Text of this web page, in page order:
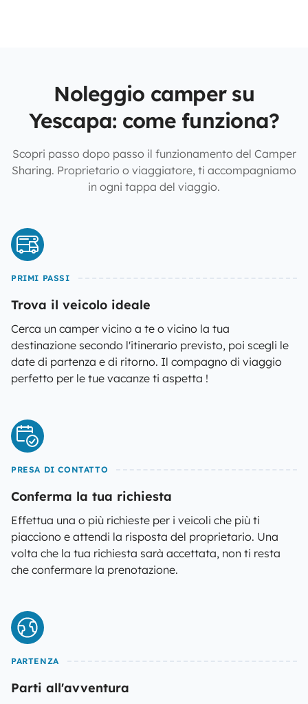
Noleggio camper su
Yescapa: come funziona?
Scopri passo dopo passo il funzionamento del Camper
Sharing. Proprietario o viaggiatore, ti accompagniamo
in ogni tappa del viaggio.
PRIMI PASSI
Trova il veicolo ideale
Cerca un camper vicino a te o vicino la tua
destinazione secondo l'itinerario previsto, poi scegli le
date di partenza e di ritorno. Il compagno di viaggio
perfetto per le tue vacanze ti aspetta !
PRESA DI CONTATTO
Conferma la tua richiesta
Effettua una o più richieste per i veicoli che più ti
piacciono e attendi la risposta del proprietario. Una
volta che la tua richiesta sarà accettata, non ti resta
che confermare la prenotazione.
PARTENZA
Parti all'avventura